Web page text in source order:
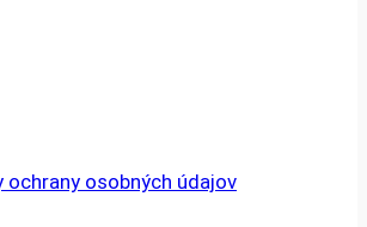
ochrany osobných údajov